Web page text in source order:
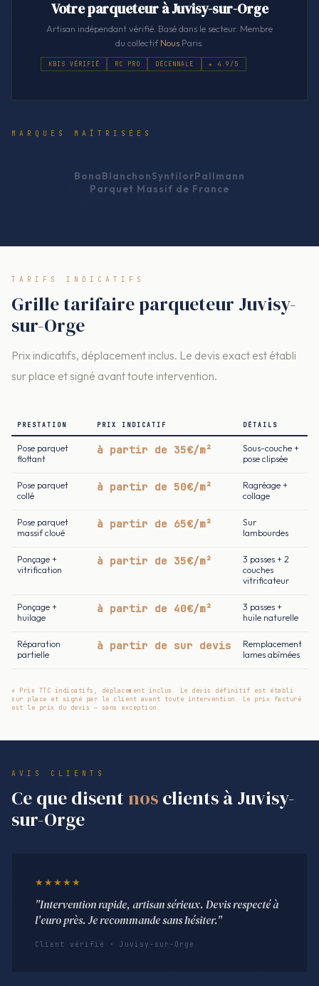
Votre parqueteur à Juvisy-sur-Orge
Artisan indépendant vérifié. Basé dans le secteur. Membre
du collectifNous .Paris.
KBIS VÉRIFIÉ RC PRO DÉCENNALE ★ 4.9/5
MARQUES MAÎTRISÉES
BonaBlanchonSyntilorPallmann
Parquet Massif de France
TARIFS INDICATIFS
Grille tarifaire parqueteur Juvisy-
sur-Orge
Prix indicatifs, déplacement inclus. Le devis exact est établi
sur place et signé avant toute intervention.
PRESTATION PRIX INDICATIF DÉTAILS
Pose parquet
flottant
à partir de 35€/m²
Sous-couche +
pose clipsée
Pose parquet
collé
à partir de 50€/m²
Ragréage +
collage
Pose parquet
massif cloué
à partir de 65€/m²
Sur
lambourdes
Ponçage +
vitrification
à partir de 35€/m²
3 passes + 2
couches
vitrificateur
Ponçage +
huilage
à partir de 40€/m²
3 passes +
huile naturelle
Réparation
partielle
à partir de sur devis
Remplacement
lames abîmées
* Prix TTC indicatifs, déplacement inclus. Le devis définitif est établi
sur place et signé par le client avant toute intervention. Le prix facturé
est le prix du devis — sans exception.
AVIS CLIENTS
Ce que disent nosclients à Juvisy-
sur-Orge
★★★★★
"Intervention rapide, artisan sérieux. Devis respecté à
l'euro près. Je recommande sans hésiter."
Client vérifié · Juvisy-sur-Orge